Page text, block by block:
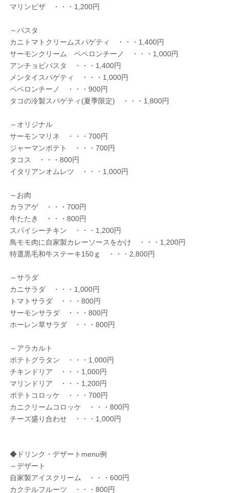
マリンピザ ・・・1,200円
～パスタ
カニトマトクリームスパゲティ ・・・1,400円
サーモンクリーム ペペロンチーノ ・・・1,000円
アンチョビパスタ ・・・1,400円
メンタイスパゲティ ・・・1,000円
ペペロンチーノ ・・・900円
タコの冷製スパゲティ(夏季限定) ・・・1,800円
～オリジナル
サーモンマリネ ・・・700円
ジャーマンポテト ・・・700円
タコス ・・・800円
イタリアンオムレツ ・・・1,000円
～お肉
カラアゲ ・・・700円
牛たたき ・・・800円
スパイシーチキン ・・・1,200円
鳥モモ肉に自家製カレーソースをかけ ・・・1,200円
特選黒毛和牛ステーキ150ｇ ・・・2,800円
～サラダ
カニサラダ ・・・1,000円
トマトサラダ ・・・800円
サーモンサラダ ・・・800円
ホーレン草サラダ ・・・800円
～アラカルト
ポテトグラタン ・・・1,000円
チキンドリア ・・・1,000円
マリンドリア ・・・1,200円
ポテトコロッケ ・・・700円
カニクリームコロッケ ・・・800円
チーズ盛り合わせ ・・・1,000円
◆ドリンク・デザートmenu例
～デザート
自家製アイスクリーム ・・・600円
カクテルフルーツ ・・・800円